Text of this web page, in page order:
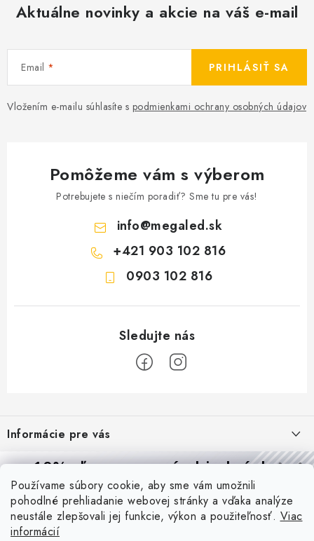
Používame súbory cookie, aby sme vám umožnili
pohodlné prehliadanie webovej stránky a vďaka analýze
neustále zlepšovali jej funkcie, výkon a použiteľnosť. Viac
informácií
Aktuálne novinky a akcie na váš e-mail
Email
Vložením e-mailu súhlasíte s podmienkami ochrany osobných údajov
PRIHLÁSIŤ SA
Pomôžeme vám s výberom
Potrebujete s niečím poradiť? Sme tu pre vás!
info@megaled.sk
+421 903 102 816
0903 102 816
p
ä
Informácie pre vás
Reklamácie a formulár na odstúpenie od zmluvy
Obchodné podmienky
Podmienky ochrany osobných údajov
Blog
PIR vs. mikrovlnný senzor: ktorý je lepší a kedy ho použiť? +
10% zľavana prvú objednávku
Prihláste sa azískajtezľavu aj praktické tipy,vďaka ktorým
budete svietiť lepšie a platiť menej.